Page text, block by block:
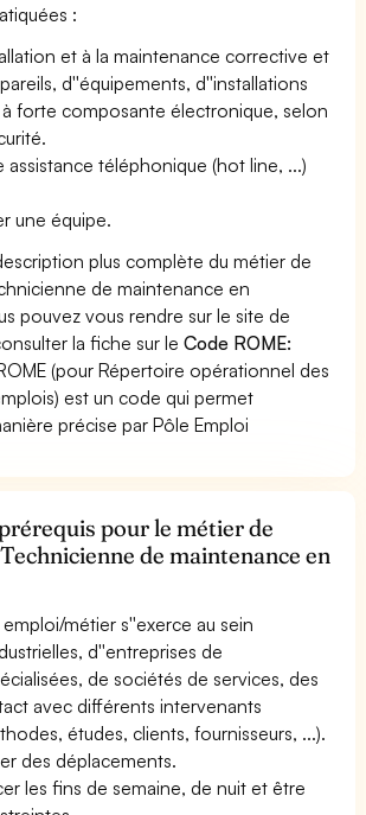
:
et à la maintenance corrective et
d''équipements, d''installations
forte composante électronique, selon
assistance téléphonique (hot line, ...)
une équipe.
plus complète du métier de
de maintenance en
pouvez vous rendre sur le site de
la fiche sur leCode ROME:
(pour Répertoire opérationnel des
est un code qui permet
précise par Pôle Emploi
pour le métier de
de maintenance en
métier s''exerce au sein
d''entreprises de
de sociétés de services, des
avec différents intervenants
études, clients, fournisseurs, ...).
des déplacements.
les fins de semaine, de nuit et être